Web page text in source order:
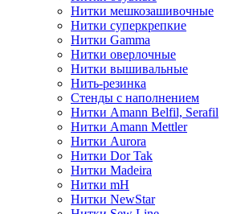
Нитки мешкозашивочные
Нитки суперкрепкие
Нитки Gamma
Нитки оверлочные
Нитки вышивальные
Нить-резинка
Стенды с наполнением
Нитки Amann Belfil, Serafil
Нитки Amann Mettler
Нитки Aurora
Нитки Dor Tak
Нитки Madeira
Нитки mH
Нитки NewStar